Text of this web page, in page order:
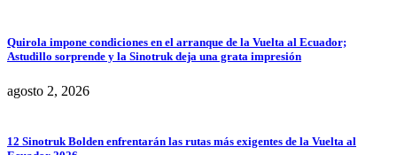
Quirola impone condiciones en el arranque de la Vuelta al Ecuador;
Astudillo sorprende y la Sinotruk deja una grata impresión
agosto 2, 2026
12 Sinotruk Bolden enfrentarán las rutas más exigentes de la Vuelta al